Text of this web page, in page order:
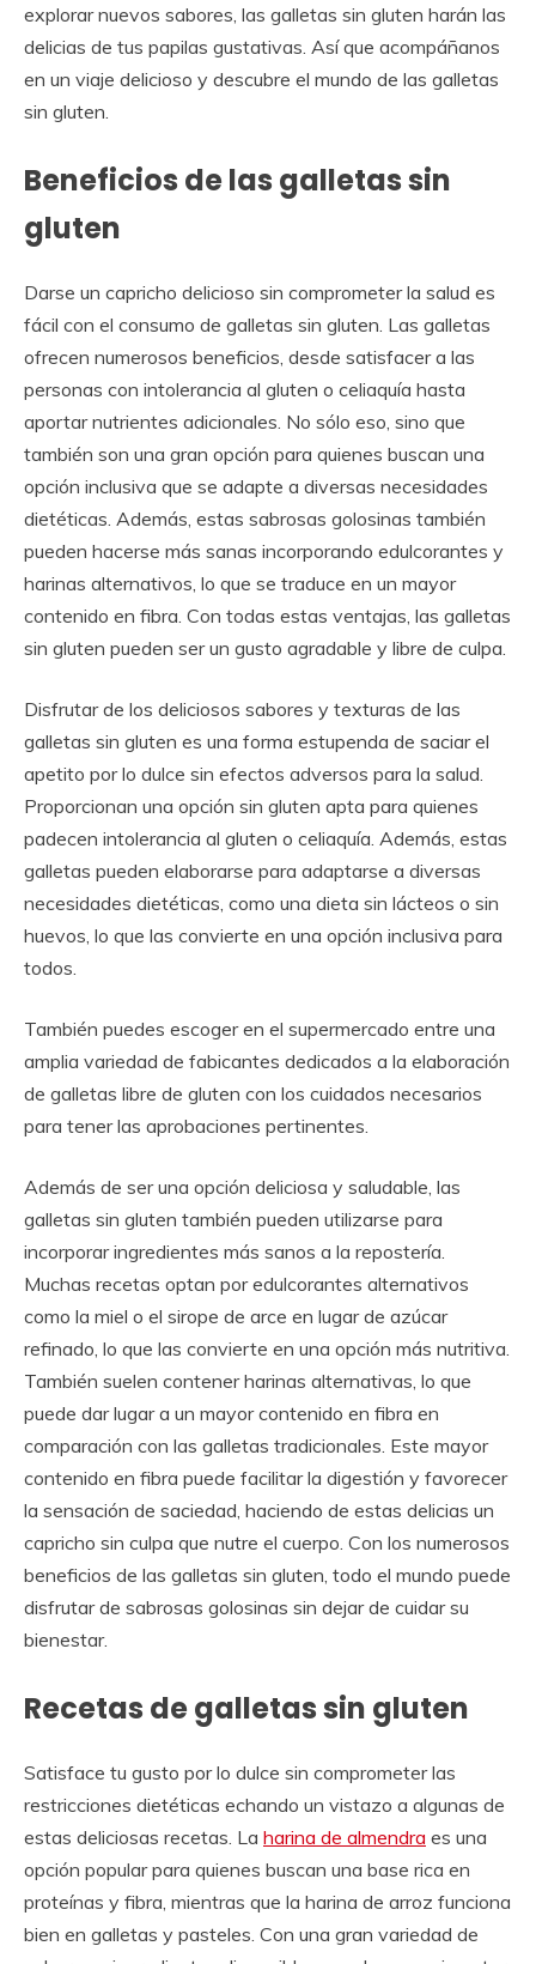
explorar nuevos sabores, las galletas sin gluten harán las
delicias de tus papilas gustativas. Así que acompáñanos
en un viaje delicioso y descubre el mundo de las galletas
sin gluten.
Beneficios de las galletas sin
gluten
Darse un capricho delicioso sin comprometer la salud es
fácil con el consumo de galletas sin gluten. Las galletas
ofrecen numerosos beneficios, desde satisfacer a las
personas con intolerancia al gluten o celiaquía hasta
aportar nutrientes adicionales. No sólo eso, sino que
también son una gran opción para quienes buscan una
opción inclusiva que se adapte a diversas necesidades
dietéticas. Además, estas sabrosas golosinas también
pueden hacerse más sanas incorporando edulcorantes y
harinas alternativos, lo que se traduce en un mayor
contenido en fibra. Con todas estas ventajas, las galletas
sin gluten pueden ser un gusto agradable y libre de culpa.
Disfrutar de los deliciosos sabores y texturas de las
galletas sin gluten es una forma estupenda de saciar el
apetito por lo dulce sin efectos adversos para la salud.
Proporcionan una opción sin gluten apta para quienes
padecen intolerancia al gluten o celiaquía. Además, estas
galletas pueden elaborarse para adaptarse a diversas
necesidades dietéticas, como una dieta sin lácteos o sin
huevos, lo que las convierte en una opción inclusiva para
todos.
También puedes escoger en el supermercado entre una
amplia variedad de fabicantes dedicados a la elaboración
de galletas libre de gluten con los cuidados necesarios
para tener las aprobaciones pertinentes.
Además de ser una opción deliciosa y saludable, las
galletas sin gluten también pueden utilizarse para
incorporar ingredientes más sanos a la repostería.
Muchas recetas optan por edulcorantes alternativos
como la miel o el sirope de arce en lugar de azúcar
refinado, lo que las convierte en una opción más nutritiva.
También suelen contener harinas alternativas, lo que
puede dar lugar a un mayor contenido en fibra en
comparación con las galletas tradicionales. Este mayor
contenido en fibra puede facilitar la digestión y favorecer
la sensación de saciedad, haciendo de estas delicias un
capricho sin culpa que nutre el cuerpo. Con los numerosos
beneficios de las galletas sin gluten, todo el mundo puede
disfrutar de sabrosas golosinas sin dejar de cuidar su
bienestar.
Recetas de galletas sin gluten
Satisface tu gusto por lo dulce sin comprometer las
restricciones dietéticas echando un vistazo a algunas de
estas deliciosas recetas. La harina de almendra es una
opción popular para quienes buscan una base rica en
proteínas y fibra, mientras que la harina de arroz funciona
bien en galletas y pasteles. Con una gran variedad de